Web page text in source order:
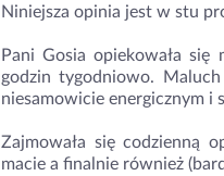
Niniejsza opinia jest w stu
Pani Gosia opiekowała
godzin tygodniowo.
niesamowicie energicznym i
Zajmowała się codzienną
macie a finalnie również